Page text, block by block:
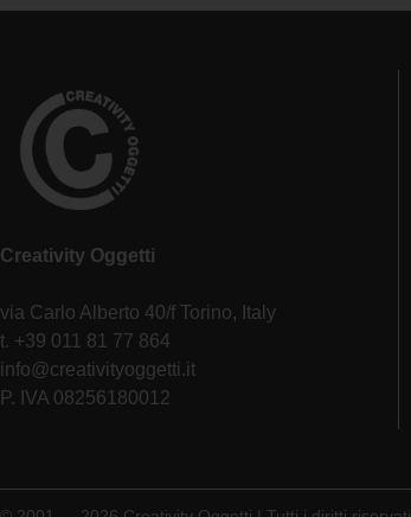
Creativity Oggetti
via Carlo Alberto 40/f Torino, Italy
t. +39 011 81 77 864
info@creativityoggetti.it
P. IVA 08256180012